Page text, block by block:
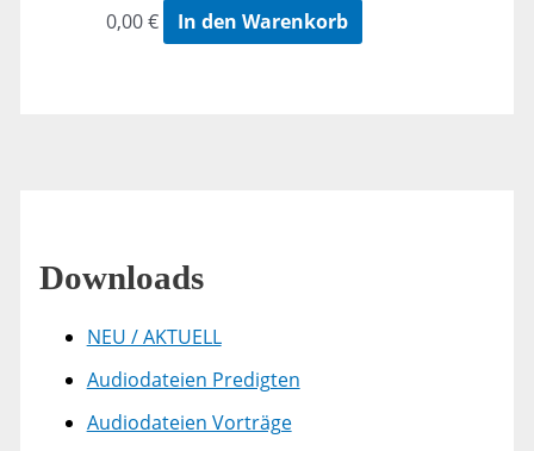
0,00€ In den Warenkorb
Downloads
NEU / AKTUELL
Audiodateien Predigten
Audiodateien Vorträge